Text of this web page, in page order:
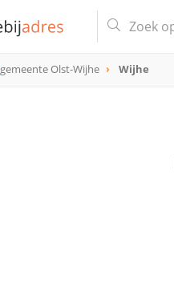
gemeente Olst-Wijhe Wijhe